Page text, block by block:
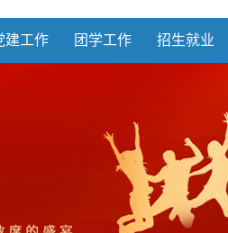
建工作 团学工作 招生就业